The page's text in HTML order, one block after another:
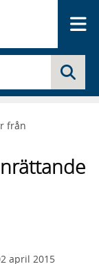
från
april 2015